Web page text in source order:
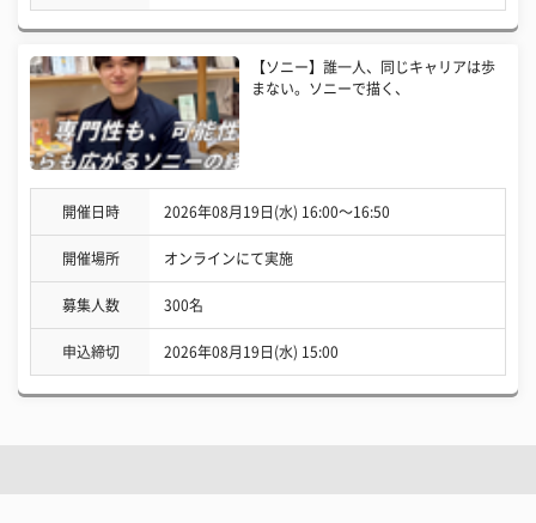
【ソニー】誰一人、同じキャリアは歩
まない。ソニーで描く、
開催日時 2026年08月19日(水) 16:00〜16:50
開催場所 オンラインにて実施
募集人数 300名
申込締切 2026年08月19日(水) 15:00